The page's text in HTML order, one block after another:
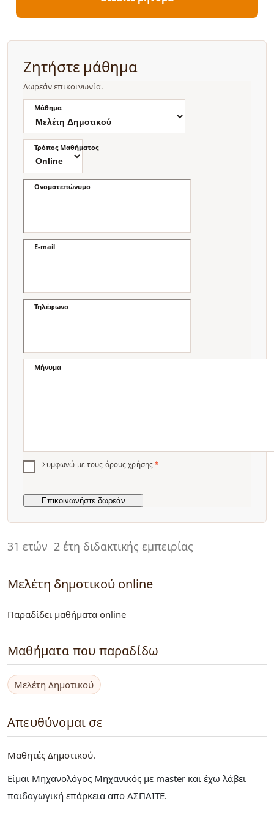
31 ετών 2 έτη διδακτικής εμπειρίας
Μελέτη δημοτικού online
Παραδίδει μαθήματα online
Μαθήματα που παραδίδω
Μελέτη Δημοτικού
Απευθύνομαι σε
Μαθητές Δημοτικού
Είμαι Μηχανολόγος Μηχανικός με master και έχω λάβει
παιδαγωγική επάρκεια απο ΑΣΠΑΙΤΕ.
Ζητήστε μάθημα
Δωρεάν επικοινωνία.
Μάθημα
Τρόπος Μαθήματος
Ονοματεπώνυμο
E-mail
Τηλέφωνο
Μήνυμα
Συμφωνώ με τους όρους χρήσης *